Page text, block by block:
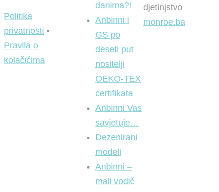
Politika
privatnosti •
Pravila o
kolačićima
danima?!
Anbinni i
GS po
deseti put
nositelji
OEKO-TEX
certifikata
Anbinni Vas
savjetuje…
Dezenirani
modeli
Anbinni –
mali vodič
djetinjstvo
monroe.ba